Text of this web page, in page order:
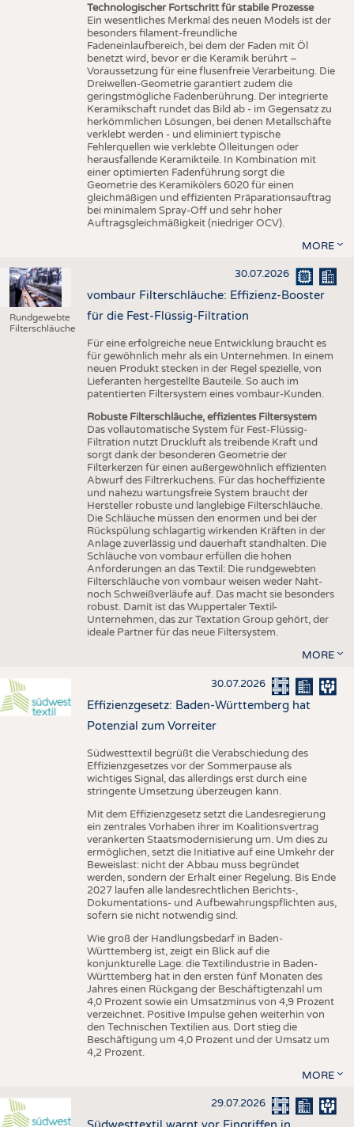
Technologischer Fortschritt für stabile Prozesse
Ein wesentliches Merkmal des neuen Models ist der
besonders filament-freundliche
Fadeneinlaufbereich, bei dem der Faden mit Öl
benetzt wird, bevor er die Keramik berührt –
Voraussetzung für eine flusenfreie Verarbeitung. Die
Dreiwellen-Geometrie garantiert zudem die
geringstmögliche Fadenberührung. Der integrierte
Keramikschaft rundet das Bild ab - im Gegensatz zu
herkömmlichen Lösungen, bei denen Metallschäfte
verklebt werden - und eliminiert typische
Fehlerquellen wie verklebte Ölleitungen oder
herausfallende Keramikteile. In Kombination mit
einer optimierten Fadenführung sorgt die
Geometrie des Keramikölers 6020 für einen
gleichmäßigen und effizienten Präparationsauftrag
bei minimalem Spray-Off und sehr hoher
Auftragsgleichmäßigkeit (niedriger OCV).
MORE
Rundgewebte
Filterschläuche
30.07.2026
vombaur Filterschläuche: Effizienz-Booster
für die Fest-Flüssig-Filtration
Für eine erfolgreiche neue Entwicklung braucht es
für gewöhnlich mehr als ein Unternehmen. In einem
neuen Produkt stecken in der Regel spezielle, von
Lieferanten hergestellte Bauteile. So auch im
patentierten Filtersystem eines vombaur-Kunden.
Robuste Filterschläuche, effizientes Filtersystem
Das vollautomatische System für Fest-Flüssig-
Filtration nutzt Druckluft als treibende Kraft und
sorgt dank der besonderen Geometrie der
Filterkerzen für einen außergewöhnlich effizienten
Abwurf des Filtrerkuchens. Für das hocheffiziente
und nahezu wartungsfreie System braucht der
Hersteller robuste und langlebige Filterschläuche.
Die Schläuche müssen den enormen und bei der
Rückspülung schlagartig wirkenden Kräften in der
Anlage zuverlässig und dauerhaft standhalten. Die
Schläuche von vombaur erfüllen die hohen
Anforderungen an das Textil: Die rundgewebten
Filterschläuche von vombaur weisen weder Naht-
noch Schweißverläufe auf. Das macht sie besonders
robust. Damit ist das Wuppertaler Textil-
Unternehmen, das zur Textation Group gehört, der
ideale Partner für das neue Filtersystem.
MORE
30.07.2026
Effizienzgesetz: Baden-Württemberg hat
Potenzial zum Vorreiter
Südwesttextil begrüßt die Verabschiedung des
Effizienzgesetzes vor der Sommerpause als
wichtiges Signal, das allerdings erst durch eine
stringente Umsetzung überzeugen kann.
Mit dem Effizienzgesetz setzt die Landesregierung
ein zentrales Vorhaben ihrer im Koalitionsvertrag
verankerten Staatsmodernisierung um. Um dies zu
ermöglichen, setzt die Initiative auf eine Umkehr der
Beweislast: nicht der Abbau muss begründet
werden, sondern der Erhalt einer Regelung. Bis Ende
2027 laufen alle landesrechtlichen Berichts-,
Dokumentations- und Aufbewahrungspflichten aus,
sofern sie nicht notwendig sind.
Wie groß der Handlungsbedarf in Baden-
Württemberg ist, zeigt ein Blick auf die
konjunkturelle Lage: die Textilindustrie in Baden-
Württemberg hat in den ersten fünf Monaten des
Jahres einen Rückgang der Beschäftigtenzahl um
4,0 Prozent sowie ein Umsatzminus von 4,9 Prozent
verzeichnet. Positive Impulse gehen weiterhin von
den Technischen Textilien aus. Dort stieg die
Beschäftigung um 4,0 Prozent und der Umsatz um
4,2 Prozent.
MORE
29.07.2026